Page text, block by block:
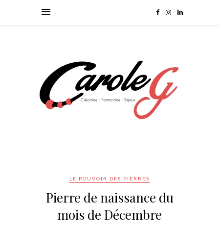
LE POUVOIR DES PIERRES
Pierre de naissance du
mois de Décembre